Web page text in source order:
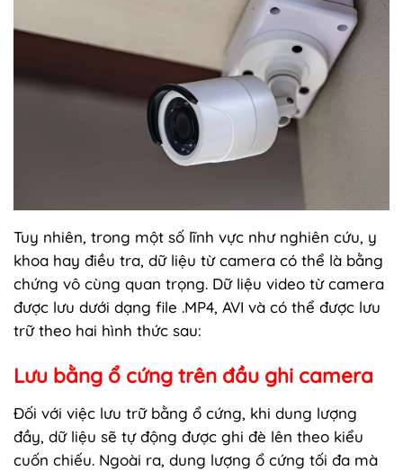
Tuy nhiên, trong một số lĩnh vực như nghiên cứu, y
khoa hay điều tra, dữ liệu từ camera có thể là bằng
chứng vô cùng quan trọng. Dữ liệu video từ camera
được lưu dưới dạng file .MP4, AVI và có thể được lưu
trữ theo hai hình thức sau:
Lưu bằng ổ cứng trên đầu ghi camera
Đối với việc lưu trữ bằng ổ cứng, khi dung lượng
đầy, dữ liệu sẽ tự động được ghi đè lên theo kiểu
cuốn chiếu. Ngoài ra, dung lượng ổ cứng tối đa mà